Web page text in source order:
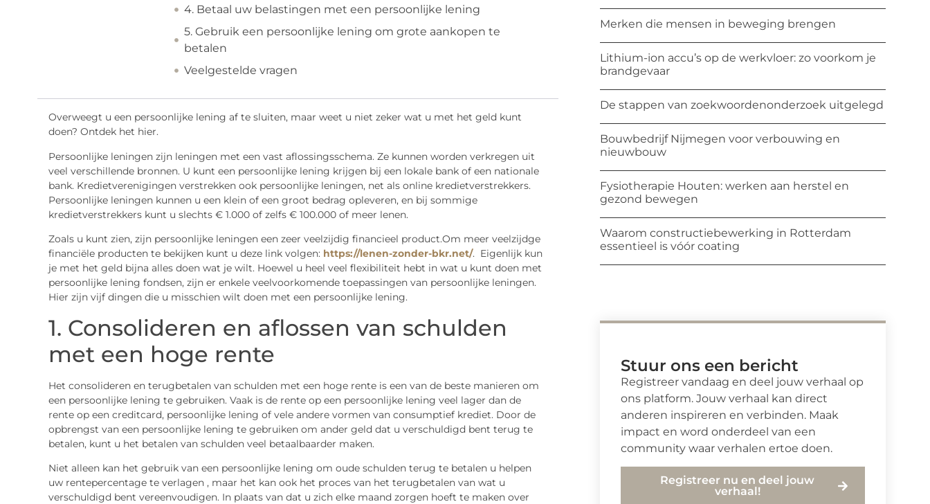
4. Betaal uw belastingen met een persoonlijke lening
5. Gebruik een persoonlijke lening om grote aankopen te
betalen
Veelgestelde vragen
Overweegt u een persoonlijke lening af te sluiten, maar weet u niet zeker wat u met het geld kunt
doen? Ontdek het hier.
Persoonlijke leningen zijn leningen met een vast aflossingsschema. Ze kunnen worden verkregen uit
veel verschillende bronnen. U kunt een persoonlijke lening krijgen bij een lokale bank of een nationale
bank. Kredietverenigingen verstrekken ook persoonlijke leningen, net als online kredietverstrekkers.
Persoonlijke leningen kunnen u een klein of een groot bedrag opleveren, en bij sommige
kredietverstrekkers kunt u slechts € 1.000 of zelfs € 100.000 of meer lenen.
Zoals u kunt zien, zijn persoonlijke leningen een zeer veelzijdig financieel product.Om meer veelzijdge
financiële producten te bekijken kunt u deze link volgen: https://lenen-zonder-bkr.net/. Eigenlijk kun
je met het geld bijna alles doen wat je wilt. Hoewel u heel veel flexibiliteit hebt in wat u kunt doen met
persoonlijke lening fondsen, zijn er enkele veelvoorkomende toepassingen van persoonlijke leningen.
Hier zijn vijf dingen die u misschien wilt doen met een persoonlijke lening.
1. Consolideren en aflossen van schulden
met een hoge rente
Het consolideren en terugbetalen van schulden met een hoge rente is een van de beste manieren om
een persoonlijke lening te gebruiken. Vaak is de rente op een persoonlijke lening veel lager dan de
rente op een creditcard, persoonlijke lening of vele andere vormen van consumptief krediet. Door de
opbrengst van een persoonlijke lening te gebruiken om ander geld dat u verschuldigd bent terug te
betalen, kunt u het betalen van schulden veel betaalbaarder maken.
Niet alleen kan het gebruik van een persoonlijke lening om oude schulden terug te betalen u helpen
uw rentepercentage te verlagen , maar het kan ook het proces van het terugbetalen van wat u
verschuldigd bent vereenvoudigen. In plaats van dat u zich elke maand zorgen hoeft te maken over
Merken die mensen in beweging brengen
Lithium-ion accu’s op de werkvloer: zo voorkom je
brandgevaar
De stappen van zoekwoordenonderzoek uitgelegd
Bouwbedrijf Nijmegen voor verbouwing en
nieuwbouw
Fysiotherapie Houten: werken aan herstel en
gezond bewegen
Waarom constructiebewerking in Rotterdam
essentieel is vóór coating
Stuur ons een bericht
Registreer vandaag en deel jouw verhaal op
ons platform. Jouw verhaal kan direct
anderen inspireren en verbinden. Maak
impact en word onderdeel van een
community waar verhalen ertoe doen.
Registreer nu en deel jouw
verhaal!